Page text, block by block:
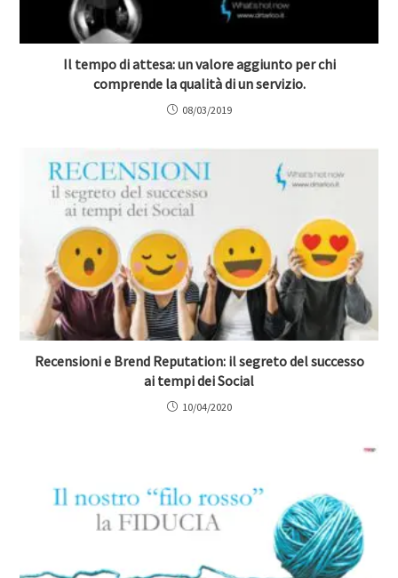
Il tempo di attesa: un valore aggiunto per chi
comprende la qualità di un servizio.
08/03/2019
Recensioni e Brend Reputation: il segreto del successo
ai tempi dei Social
10/04/2020